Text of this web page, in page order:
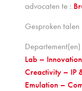
advocaten te :
Gesproken talen
Departement(en)
Lab – Innovation
Creactivity – IP
Emulation –